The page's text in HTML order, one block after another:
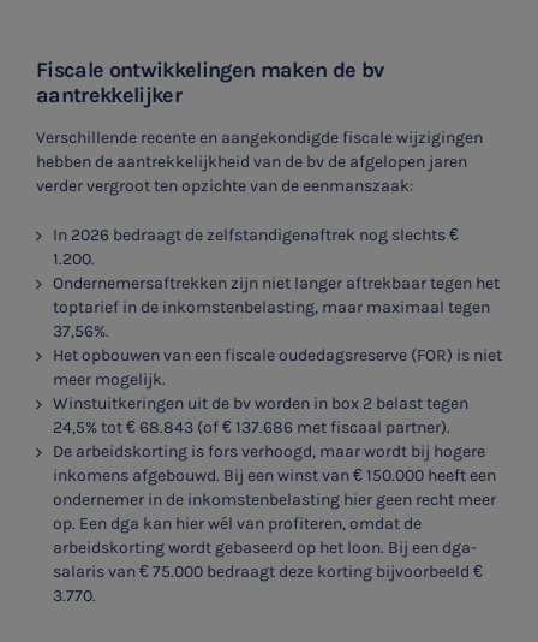
Fiscale ontwikkelingen maken de bv
aantrekkelijker
Verschillende recente en aangekondigde fiscale wijzigingen
hebben de aantrekkelijkheid van de bv de afgelopen jaren
verder vergroot ten opzichte van de eenmanszaak:
In 2026 bedraagt de zelfstandigenaftrek nog slechts €
1.200.
Ondernemersaftrekken zijn niet langer aftrekbaar tegen het
toptarief in de inkomstenbelasting, maar maximaal tegen
37,56%.
Het opbouwen van een fiscale oudedagsreserve (FOR) is niet
meer mogelijk.
Winstuitkeringen uit de bv worden in box 2 belast tegen
24,5% tot € 68.843 (of € 137.686 met fiscaal partner).
De arbeidskorting is fors verhoogd, maar wordt bij hogere
inkomens afgebouwd. Bij een winst van € 150.000 heeft een
ondernemer in de inkomstenbelasting hier geen recht meer
op. Een dga kan hier wél van profiteren, omdat de
arbeidskorting wordt gebaseerd op het loon. Bij een dga-
salaris van € 75.000 bedraagt deze korting bijvoorbeeld €
3.770.